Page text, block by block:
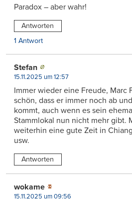
Paradox – aber wahr!
Antworten
1 Antwort
Stefan
15.11.2025 um 12:57
Immer wieder eine Freude, Marc
schön, dass er immer noch ab
kommt, auch wenn es sein
Stammlokal nun nicht mehr gibt.
weiterhin eine gute Zeit in
usw.
Antworten
wokame
15.11.2025 um 09:56